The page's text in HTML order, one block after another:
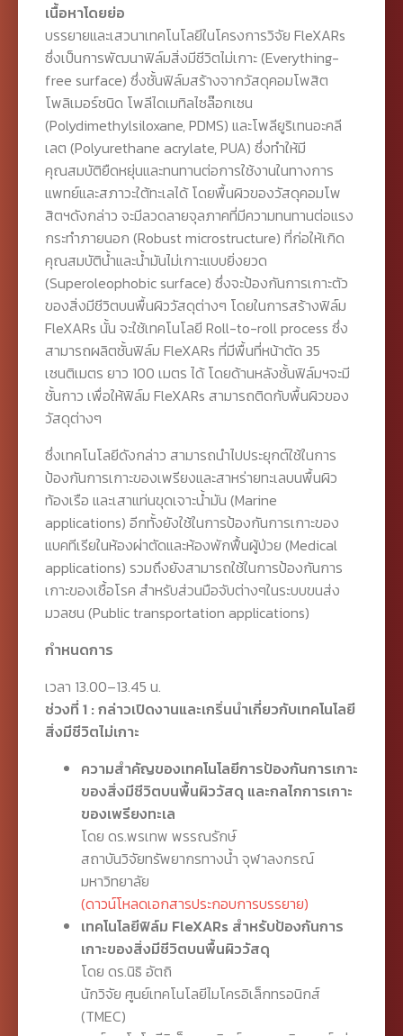
เนื้อหาโดยย่อ
บรรยายและเสวนาเทคโนโลยีในโครงการวิจัย FleXARs
ซึ่งเป็นการพัฒนาฟิล์มสิ่งมีชีวิตไม่เกาะ (Everything-
free surface) ซึ่งชั้นฟิล์มสร้างจากวัสดุคอมโพสิต
โพลิเมอร์ชนิด โพลีไดเมทิลไซล๊อกเซน
(Polydimethylsiloxane, PDMS) และโพลียูริเทนอะคลี
เลต (Polyurethane acrylate, PUA) ซึ่งทำให้มี
คุณสมบัติยืดหยุ่นและทนทานต่อการใช้งานในทางการ
แพทย์และสภาวะใต้ทะเลได้ โดยพื้นผิวของวัสดุคอมโพ
สิตฯดังกล่าว จะมีลวดลายจุลภาคที่มีความทนทานต่อแรง
กระทำภายนอก (Robust microstructure) ที่ก่อให้เกิด
คุณสมบัติน้ำและน้ำมันไม่เกาะแบบยิ่งยวด
(Superoleophobic surface) ซึ่งจะป้องกันการเกาะตัว
ของสิ่งมีชีวิตบนพื้นผิววัสดุต่างๆ โดยในการสร้างฟิล์ม
FleXARs นั้น จะใช้เทคโนโลยี Roll-to-roll process ซึ่ง
สามารถผลิตชั้นฟิล์ม FleXARs ที่มีพื้นที่หน้าตัด 35
เซนติเมตร ยาว 100 เมตร ได้ โดยด้านหลังชั้นฟิล์มฯจะมี
ชั้นกาว เพื่อให้ฟิล์ม FleXARs สามารถติดกับพื้นผิวของ
วัสดุต่างๆ
ซึ่งเทคโนโลยีดังกล่าว สามารถนำไปประยุกต์ใช้ในการ
ป้องกันการเกาะของเพรียงและสาหร่ายทะเลบนพื้นผิว
ท้องเรือ และเสาแท่นขุดเจาะน้ำมัน (Marine
applications) อีกทั้งยังใช้ในการป้องกันการเกาะของ
แบคทีเรียในห้องผ่าตัดและห้องพักฟื้นผู้ป่วย (Medical
applications) รวมถึงยังสามารถใช้ในการป้องกันการ
เกาะของเชื้อโรค สำหรับส่วนมือจับต่างๆในระบบขนส่ง
มวลชน (Public transportation applications)
กำหนดการ
เวลา 13.00–13.45 น.
ช่วงที่ 1 : กล่าวเปิดงานและเกริ่นนำเกี่ยวกับเทคโนโลยี
สิ่งมีชีวิตไม่เกาะ
ความสำคัญของเทคโนโลยีการป้องกันการเกาะ
ของสิ่งมีชีวิตบนพื้นผิววัสดุ และกลไกการเกาะ
ของเพรียงทะเล
โดย ดร.พรเทพ พรรณรักษ์
สถาบันวิจัยทรัพยากรทางน้ำ จุฬาลงกรณ์
มหาวิทยาลัย
(ดาวน์โหลดเอกสารประกอบการบรรยาย)
เทคโนโลยีฟิล์ม FleXARs สำหรับป้องกันการ
เกาะของสิ่งมีชีวิตบนพื้นผิววัสดุ
โดย ดร.นิธิ อัตถิ
นักวิจัย ศูนย์เทคโนโลยีไมโครอิเล็กทรอนิกส์
(TMEC)